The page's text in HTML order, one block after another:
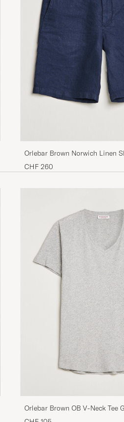
Orlebar Brown Norwich Linen
CHF 260
Orlebar Brown OB V-Neck Tee